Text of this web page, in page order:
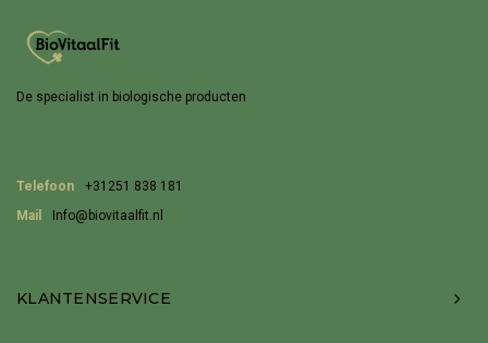
De specialist in biologische producten
Telefoon
+31251 838 181
Mail
Info@biovitaalfit.nl
KLANTENSERVICE